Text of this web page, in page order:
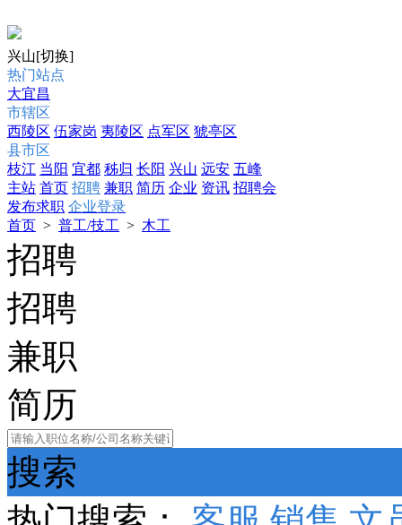
兴山[切换]
热门站点
大宜昌
市辖区
西陵区 伍家岗 夷陵区 点军区 猇亭区
县市区
枝江 当阳 宜都 秭归 长阳 兴山 远安 五峰
主站 首页 招聘 兼职 简历 企业 资讯 招聘会
发布求职 企业登录
首页 > 普工/技工 > 木工
招聘
招聘
兼职
简历
搜索